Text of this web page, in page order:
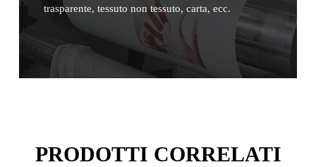
trasparente, tessuto non tessuto, carta, ecc.
PRODOTTI CORRELATI